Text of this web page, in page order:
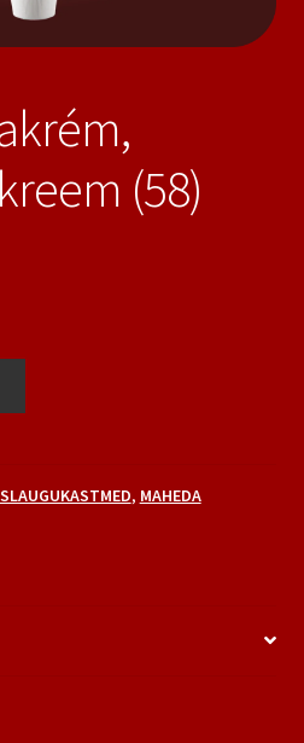
(58)
, MAHEDA